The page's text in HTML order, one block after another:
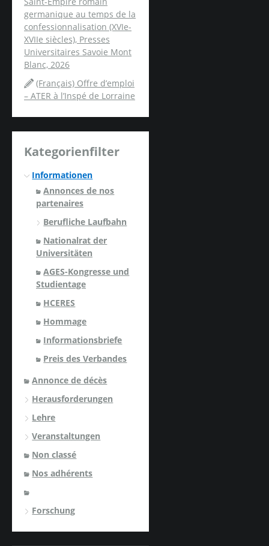
germanique au temps de la
confessionnalisation (XVIe-
XVIIe siècles), Presses
Universitaires Savoie Mont
Blanc, 2026
(Français) Offre d’emploi
– ATER à l’Inspé de Lorraine
Kategorienfilter
Informationen
Annonces de nos
partenaires
Berufliche Laufbahn
Nationalrat der
Universitäten
AGES-Kongresse und
Studientage
HCERES
Hommage
Informationsbriefe
Preis des Verbandes
Annonce de décès
Herausforderungen
Lehre
Veranstaltungen
Non classé
Nos adhérents
Forschung